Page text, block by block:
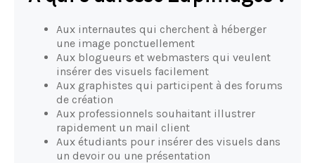
Aux internautes qui cherchent à héberger
une image ponctuellement
Aux blogueurs et webmasters qui veulent
insérer des visuels facilement
Aux graphistes qui participent à des forums
de création
Aux professionnels souhaitant illustrer
rapidement un mail client
Aux étudiants pour insérer des visuels dans
un devoir ou une présentation